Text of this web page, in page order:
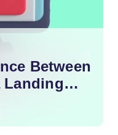
Between
Landing